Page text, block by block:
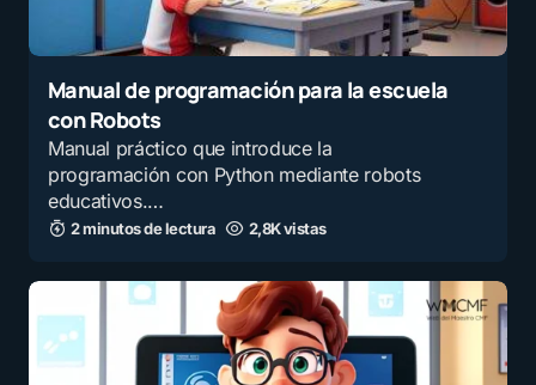
Manual de programación para la escuela
con Robots
Manual práctico que introduce la
programación con Python mediante robots
educativos.…
2 minutos de lectura 2,8K vistas